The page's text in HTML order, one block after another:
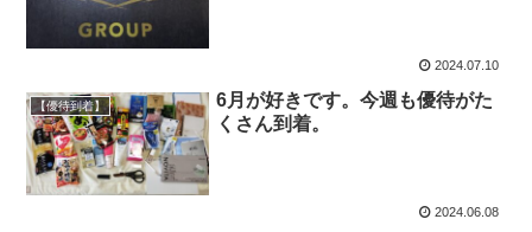
2024.07.10
【優待到着】
6月が好きです。今週も優待がた
くさん到着。
2024.06.08